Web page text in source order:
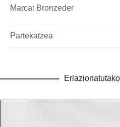
Marca: Bronzeder
Partekatzea